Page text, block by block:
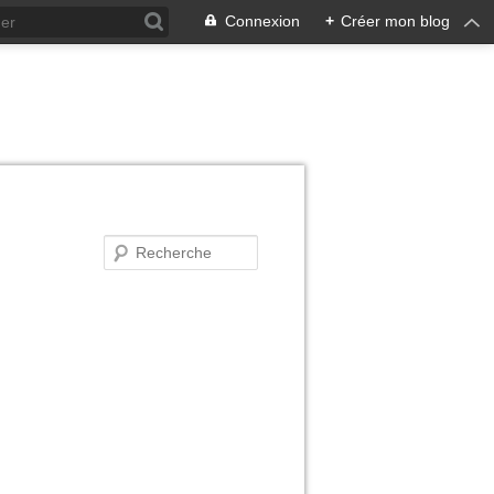
Connexion + Créer mon blog